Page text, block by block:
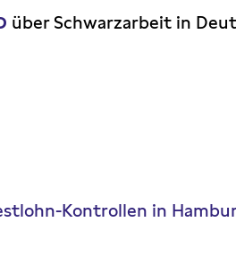
über Schwarzarbeit in
Kontrollen in